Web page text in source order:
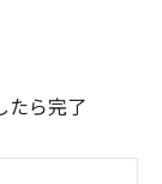
たら完了